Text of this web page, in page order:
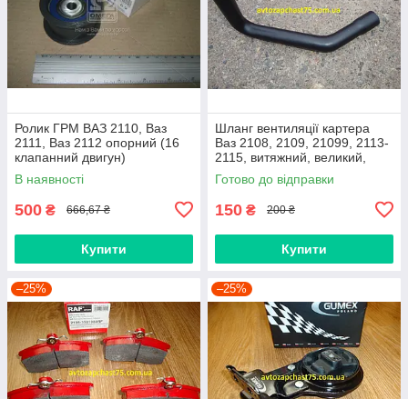
Ролик ГРМ ВАЗ 2110, Ваз
2111, Ваз 2112 опорний (16
клапанний двигун)
В наявності
500 ₴ 666,67 ₴
Купити
Шланг вентиляції картера
Ваз 2108, 2109, 21099, 2113-
2115, витяжний, великий,
нижній
Готово до відправки
150 ₴ 200 ₴
Купити
–25% –25%